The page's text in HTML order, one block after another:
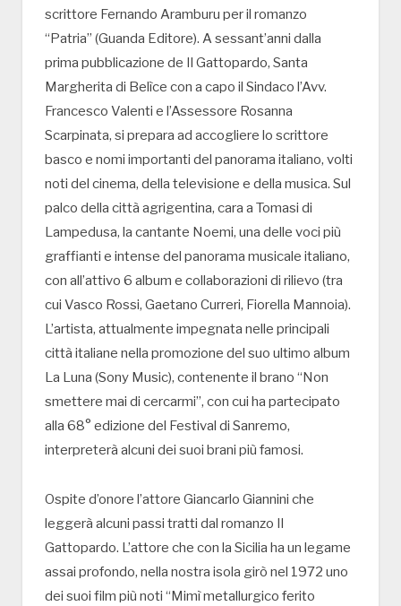
scrittore Fernando Aramburu per il romanzo
“Patria” (Guanda Editore). A sessant’anni dalla
prima pubblicazione de Il Gattopardo, Santa
Margherita di Belìce con a capo il Sindaco l’Avv.
Francesco Valenti e l’Assessore Rosanna
Scarpinata, si prepara ad accogliere lo scrittore
basco e nomi importanti del panorama italiano, volti
noti del cinema, della televisione e della musica. Sul
palco della città agrigentina, cara a Tomasi di
Lampedusa, la cantante Noemi, una delle voci più
graffianti e intense del panorama musicale italiano,
con all’attivo 6 album e collaborazioni di rilievo (tra
cui Vasco Rossi, Gaetano Curreri, Fiorella Mannoia).
L’artista, attualmente impegnata nelle principali
città italiane nella promozione del suo ultimo album
La Luna (Sony Music), contenente il brano “Non
smettere mai di cercarmi”, con cui ha partecipato
alla 68° edizione del Festival di Sanremo,
interpreterà alcuni dei suoi brani più famosi.
Ospite d’onore l’attore Giancarlo Giannini che
leggerà alcuni passi tratti dal romanzo Il
Gattopardo. L’attore che con la Sicilia ha un legame
assai profondo, nella nostra isola girò nel 1972 uno
dei suoi film più noti “Mimì metallurgico ferito